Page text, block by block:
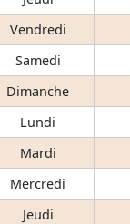
Vendredi
Samedi
Dimanche
Lundi
Mardi
Mercredi
Jeudi